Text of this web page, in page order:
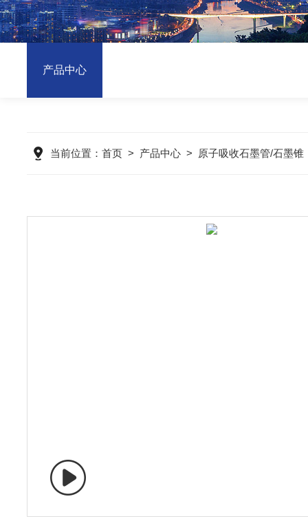
产品中心
当前位置： 首页 > 产品中心 > 原子吸收石墨管/石墨锥